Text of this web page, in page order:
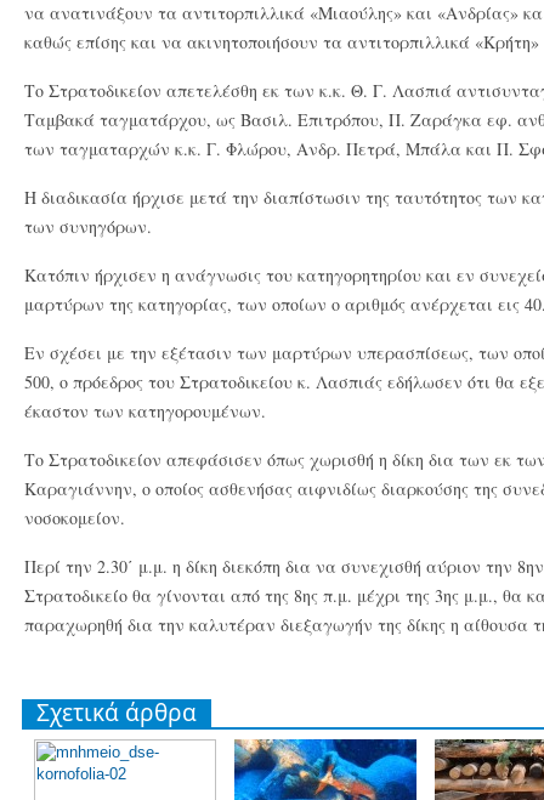
να ανατινάξουν τα αντιτορπιλλικά «Μιαούλης» και «Ανδρίας»
καθώς επίσης και να ακινητοποιήσουν τα αντιτορπιλλικά
Το Στρατοδικείον απετελέσθη εκ των κ.κ. Θ. Γ. Λασπιά
Ταμβακά ταγματάρχου, ως Βασιλ. Επιτρόπου, Π. Ζαράγκα εφ.
των ταγματαρχών κ.κ. Γ. Φλώρου, Ανδρ. Πετρά, Μπάλα και Π.
Η διαδικασία ήρχισε μετά την διαπίστωσιν της ταυτότητος των
των συνηγόρων.
Κατόπιν ήρχισεν η ανάγνωσις του κατηγορητηρίου και εν
μαρτύρων της κατηγορίας, των οποίων ο αριθμός ανέρχεται εις
Εν σχέσει με την εξέτασιν των μαρτύρων υπερασπίσεως, των
500, ο πρόεδρος του Στρατοδικείου κ. Λασπιάς εδήλωσεν ότι θα
έκαστον των κατηγορουμένων.
Το Στρατοδικείον απεφάσισεν όπως χωρισθή η δίκη δια των εκ
Καραγιάννην, ο οποίος ασθενήσας αιφνιδίως διαρκούσης της
νοσοκομείον.
Περί την 2.30΄ μ.μ. η δίκη διεκόπη δια να συνεχισθή αύριον την
Στρατοδικείο θα γίνονται από της 8ης π.μ. μέχρι της 3ης μ.μ., θα
παραχωρηθή δια την καλυτέραν διεξαγωγήν της δίκης η αίθουσα
Σχετικά άρθρα